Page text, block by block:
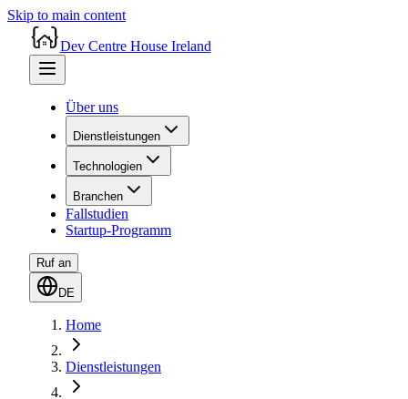
Skip to main content
Dev Centre House Ireland
Über uns
Dienstleistungen
Technologien
Branchen
Fallstudien
Startup-Programm
Ruf an
DE
Home
Dienstleistungen